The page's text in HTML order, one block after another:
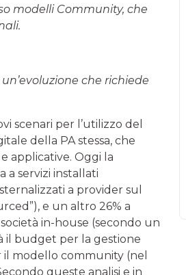
modelli Community, che
che richiede
scenari per l’utilizzo del
della PA stessa, che
applicative. Oggi la
a servizi installati
a provider sul
e un altro 26% a
in-house (secondo un
il budget per la gestione
modello community (nel
queste analisi e in